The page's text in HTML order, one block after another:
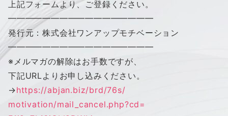
上記フォームより、ご登録ください。
━━━━━━━━━━━━━━━━━
発行元：株式会社ワンアップモチベーション
━━━━━━━━━━━━━━━━━
※メルマガの解除はお手数ですが、
下記URLよりお申し込みください。
→https://abjan.biz/brd/76s/
motivation/mail_cancel.php?cd=